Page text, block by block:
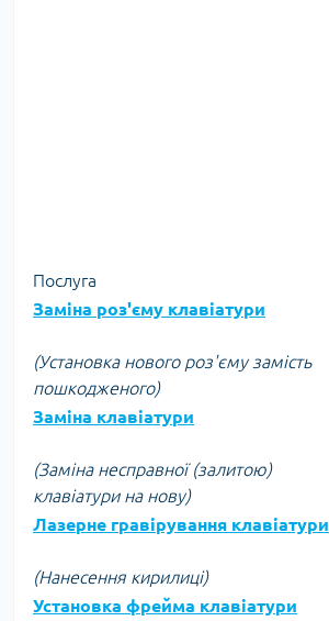
Послуга
Заміна роз'єму клавіатури
(Установка нового роз'єму замість
пошкодженого)
Заміна клавіатури
(Заміна несправної (залитою)
клавіатури на нову)
Лазерне гравірування клавіатури
(Нанесення кирилиці)
Установка фрейма клавіатури